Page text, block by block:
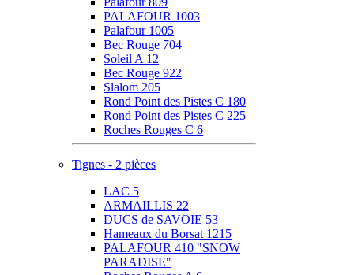
PALAFOUR 1003
Palafour 1005
Bec Rouge 704
Soleil A 12
Bec Rouge 922
Slalom 205
Rond Point des Pistes C 180
Rond Point des Pistes C 225
Roches Rouges C 6
Tignes - 2 pièces
LAC 5
ARMAILLIS 22
DUCS de SAVOIE 53
Hameaux du Borsat 1215
PALAFOUR 410 "SNOW
PARADISE"